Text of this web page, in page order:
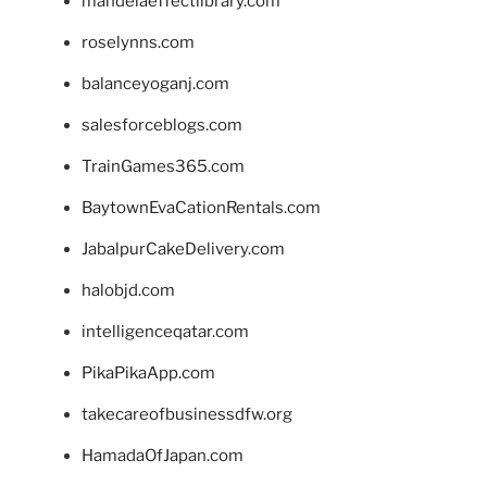
roselynns.com
balanceyoganj.com
salesforceblogs.com
TrainGames365.com
BaytownEvaCationRentals.com
JabalpurCakeDelivery.com
halobjd.com
intelligenceqatar.com
PikaPikaApp.com
takecareofbusinessdfw.org
HamadaOfJapan.com